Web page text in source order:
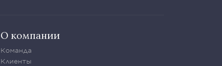
О компании
Команда
Клиенты